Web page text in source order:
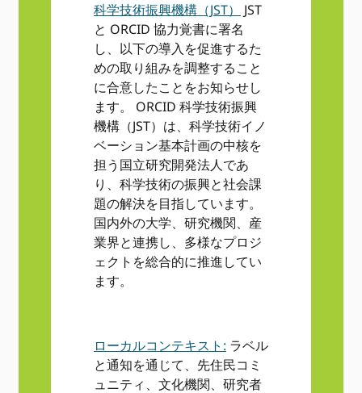
科学技術振興機構（JST）
JST
と ORCID 協力覚書に署名
し、以下の導入を促進するた
めの取り組みを調整すること
に合意したことをお知らせし
ます。 ORCID 科学技術振興
機構（JST）は、科学技術イノ
ベーション基本計画の中核を
担う国立研究開発法人であ
り、科学技術の振興と社会課
題の解決を目指しています。
国内外の大学、研究機関、産
業界と連携し、多様なプロジ
ェクトを総合的に推進してい
ます。
ローカルコンテキスト: ラベル
と通知を通じて、先住民コミ
ュニティ、文化機関、研究者